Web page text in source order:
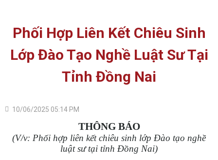
Phối Hợp Liên Kết Chiêu Sinh
Lớp Đào Tạo Nghề Luật Sư Tại
Tỉnh Đồng Nai
10/06/2025 05:14 PM
THÔNG BÁO
(V/v: Phối hợp liên kết chiêu sinh lớp Đào tạo nghề
luật sư tại tỉnh Đồng Nai)